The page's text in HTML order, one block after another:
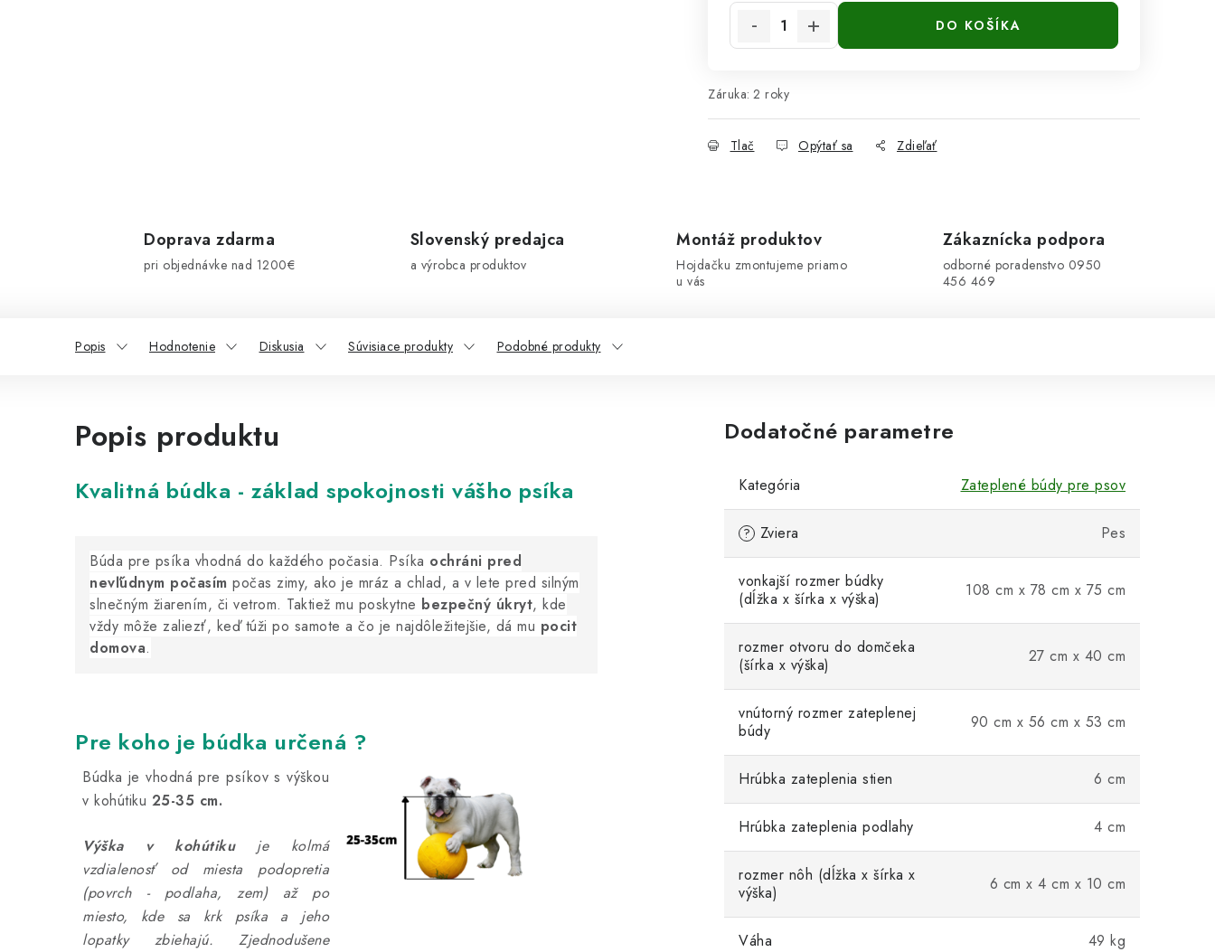
DO KOŠÍKA
Záruka: 2 roky
Tlač Opýtať sa Zdieľať
Doprava zdarma
pri objednávke nad 1200€
Slovenský predajca
a výrobca produktov
Montáž produktov
Hojdačku zmontujeme priamo
u vás
Zákaznícka podpora
odborné poradenstvo 0950
456 469
Popis Hodnotenie Diskusia Súvisiace produkty Podobné produkty
Popis produktu
Kvalitná búdka - základ spokojnosti vášho psíka
Búda pre psíka vhodná do každého počasia. Psíka ochráni pred
nevľúdnym počasím počas zimy, ako je mráz a chlad, a v lete pred silným
slnečným žiarením, či vetrom. Taktiež mu poskytne bezpečný úkryt, kde
vždy môže zaliezť, keď túži po samote a čo je najdôležitejšie, dá mu pocit
domova.
Pre koho je búdka určená ?
Búdka je vhodná pre psíkov s výškou
v kohútiku 25-35 cm.
Výška v kohútikuje kolmá
vzdialenosť od miesta podopretia
(povrch - podlaha, zem) až po
miesto, kde sa krk psíka a jeho
lopatky zbiehajú. Zjednodušene
Dodatočné parametre
Kategória Zateplené búdy pre psov
? Zviera Pes
vonkajší rozmer búdky
(dĺžka x šírka x výška)
108 cm x 78 cm x 75 cm
rozmer otvoru do domčeka
(šírka x výška)
27 cm x 40 cm
vnútorný rozmer zateplenej
búdy
90 cm x 56 cm x 53 cm
Hrúbka zateplenia stien 6 cm
Hrúbka zateplenia podlahy 4 cm
rozmer nôh (dĺžka x šírka x
výška)
6 cm x 4 cm x 10 cm
Váha 49 kg